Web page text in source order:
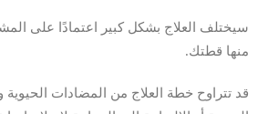
سيختلف العلاج بشكل كبير اعتمادًا على
منها قطتك.
قد تتراوح خطة العلاج من المضادات الحيوية